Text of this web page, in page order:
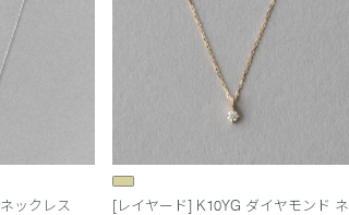
ックレス
[レイヤード] K10YG ダイヤモンド ネ